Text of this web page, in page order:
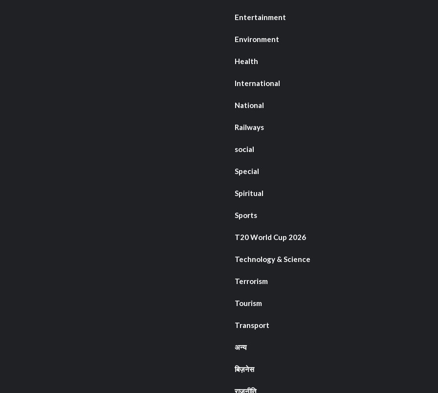
Entertainment
Environment
Health
International
National
Railways
social
Special
Spiritual
Sports
T20 World Cup 2026
Technology & Science
Terrorism
Tourism
Transport
अन्य
बिज़नेस
राजनीति